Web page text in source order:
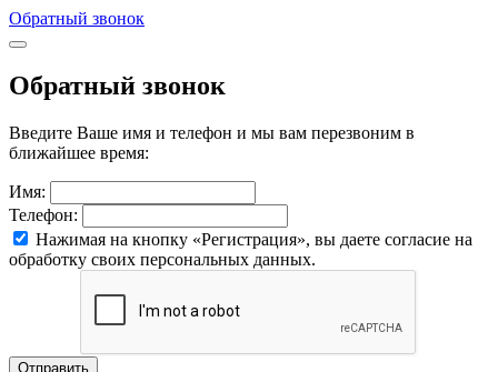
Обратный звонок
Обратный звонок
Введите Ваше имя и телефон и мы вам перезвоним в
ближайшее время:
Имя:
Телефон:
Нажимая на кнопку «Регистрация», вы даете согласие на
обработку своих персональных данных.
Отправить